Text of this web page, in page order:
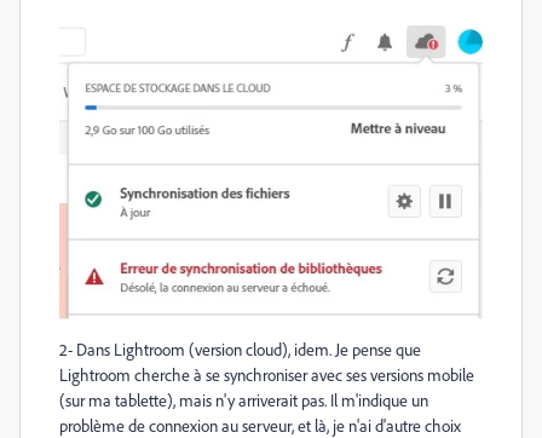
2- Dans Lightroom (version cloud), idem. Je pense que
Lightroom cherche à se synchroniser avec ses versions mobile
(sur ma tablette), mais n'y arriverait pas. Il m'indique un
problème de connexion au serveur, et là, je n'ai d'autre choix